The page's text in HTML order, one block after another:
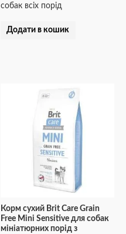
собак всіх порід
Додати в кошик
Корм сухий Brit Care Grain
Free Mini Sensitive для собак
мініатюрних порід з